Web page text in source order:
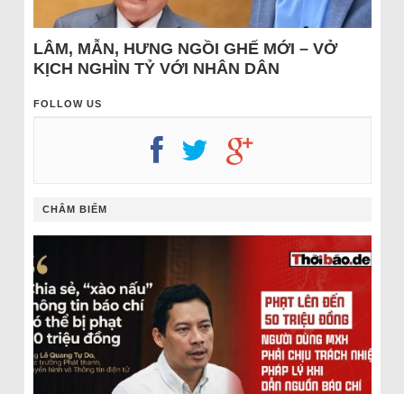
LÂM, MẪN, HƯNG NGỒI GHẾ MỚI – VỞ
KỊCH NGHÌN TỶ VỚI NHÂN DÂN
FOLLOW US
CHÂM BIẾM